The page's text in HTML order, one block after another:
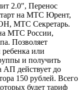
2.0", Перенос
на МТС Юрент,
МТС Секретарь.
МТС России,
Позволяет
ребенка или
и получить
АП действует до
150 рублей. Всего
будет тариф